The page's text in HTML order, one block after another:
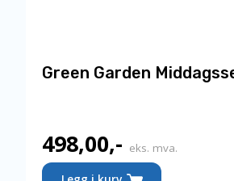
Green Garden
498,00,- eks. mva.